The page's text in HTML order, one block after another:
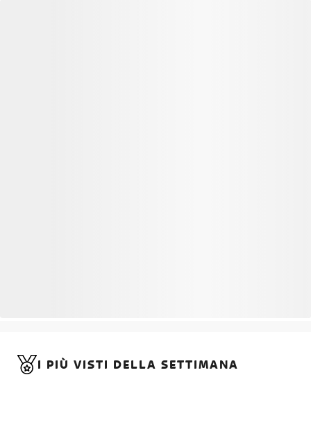
I PIÙ VISTI DELLA SETTIMANA